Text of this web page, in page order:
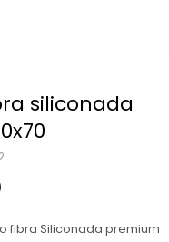
siliconada
fibra Siliconada premium